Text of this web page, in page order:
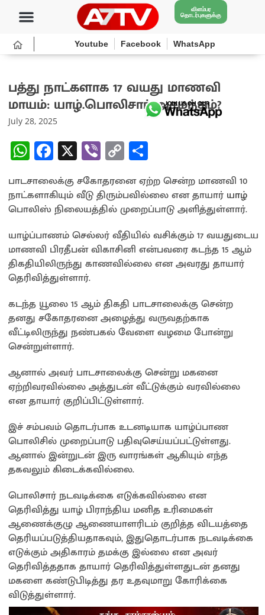
விளம்பர
தொடர்புகளுக்கு
Youtube Facebook WhatsApp
பத்து நாட்களாக 17 வயது மாணவி
மாயம்: யாழ்.பொலிசார் அசமந்தம்?
July 28, 2025
W
h
at
sA
p
p
Fa
ce
b
o
o
k
X Vi
b
er
C
o
py
Li
n
k
h
ar
e
பாடசாலைக்கு சகோதரனை ஏற்ற சென்ற மாணவி 10
நாட்களாகியும் வீடு திரும்பவில்லை என தாயார் யாழ்
பொலிஸ் நிலையத்தில் முறைப்பாடு அளித்துள்ளார்.
யாழ்ப்பாணம் செல்லர் வீதியில் வசிக்கும் 17 வயதுடைய
மாணவி பிரதீபன் விகாசினி என்பவரை கடந்த 15 ஆம்
திகதியிலிருந்து காணவில்லை என அவரது தாயார்
தெரிவித்துள்ளார்.
கடந்த யூலை 15 ஆம் திகதி பாடசாலைக்கு சென்ற
தனது சகோதரனை அழைத்து வருவதற்காக
வீட்டிலிருந்து நண்பகல் வேளை வழமை போன்று
சென்றுள்ளார்.
ஆனால் அவர் பாடசாலைக்கு சென்று மகனை
ஏற்றிவரவில்லை அத்துடன் வீட்டுக்கும் வரவில்லை
என தாயார் குறிப்பிட்டுள்ளார்.
இச் சம்பவம் தொடர்பாக உடனடியாக யாழ்ப்பாண
பொலிசில் முறைப்பாடு பதிவுசெய்யப்பட்டுள்ளது.
ஆனால் இன்றுடன் இரு வாரங்கள் ஆகியும் எந்த
தகவலும் கிடைக்கவில்லை.
பொலிசார் நடவடிக்கை எடுக்கவில்லை என
தெரிவித்து யாழ் பிராந்திய மனித உரிமைகள்
ஆணைக்குழு ஆணையாளரிடம் குறித்த விடயத்தை
தெரியப்படுத்தியதாகவும், இதுதொடர்பாக நடவடிக்கை
எடுக்கும் அதிகாரம் தமக்கு இல்லை என அவர்
தெரிவித்ததாக தாயார் தெரிவித்துள்ளதுடன் தனது
மகளை கண்டுபிடித்து தர உதவுமாறு கோரிக்கை
விடுத்துள்ளார்.